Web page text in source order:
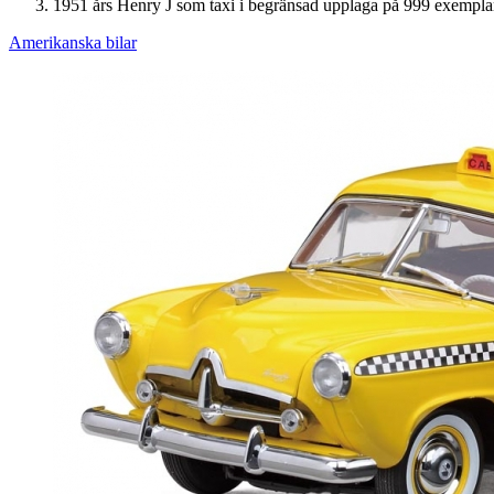
1951 års Henry J som taxi i begränsad upplaga på 999
Amerikanska bilar